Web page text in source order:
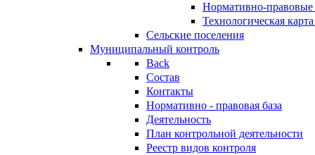
Нормативно-правовые
Технологическая
Сельские поселения
Муниципальный контроль
Back
Состав
Контакты
Нормативно - правовая база
Деятельность
План контрольной деятельности
Реестр видов контроля